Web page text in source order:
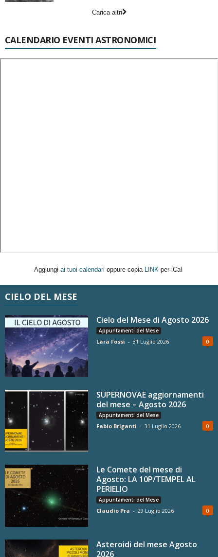
Carica altri
CALENDARIO EVENTI ASTRONOMICI
Aggiungi ai tuoi calendari oppure copia LINK per iCal
CIELO DEL MESE
Cielo del Mese di Agosto 2026
Appuntamenti del Mese
Lara Fossi - 31 Luglio 2026 0
SUPERNOVAE aggiornamenti
del mese – Agosto 2026
Appuntamenti del Mese
Fabio Briganti - 31 Luglio 2026 0
Le Comete del mese di
Agosto: LA 10P/TEMPEL AL
PERIELIO
Appuntamenti del Mese
Claudio Pra - 29 Luglio 2026 0
Asteroidi del mese Agosto
2026